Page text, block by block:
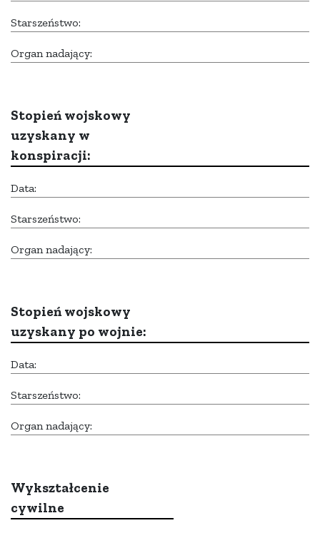
Starszeństwo:
Organ nadający:
Stopień wojskowy
uzyskany w
konspiracji:
Data:
Starszeństwo:
Organ nadający:
Stopień wojskowy
uzyskany po wojnie:
Data:
Starszeństwo:
Organ nadający:
Wykształcenie
cywilne